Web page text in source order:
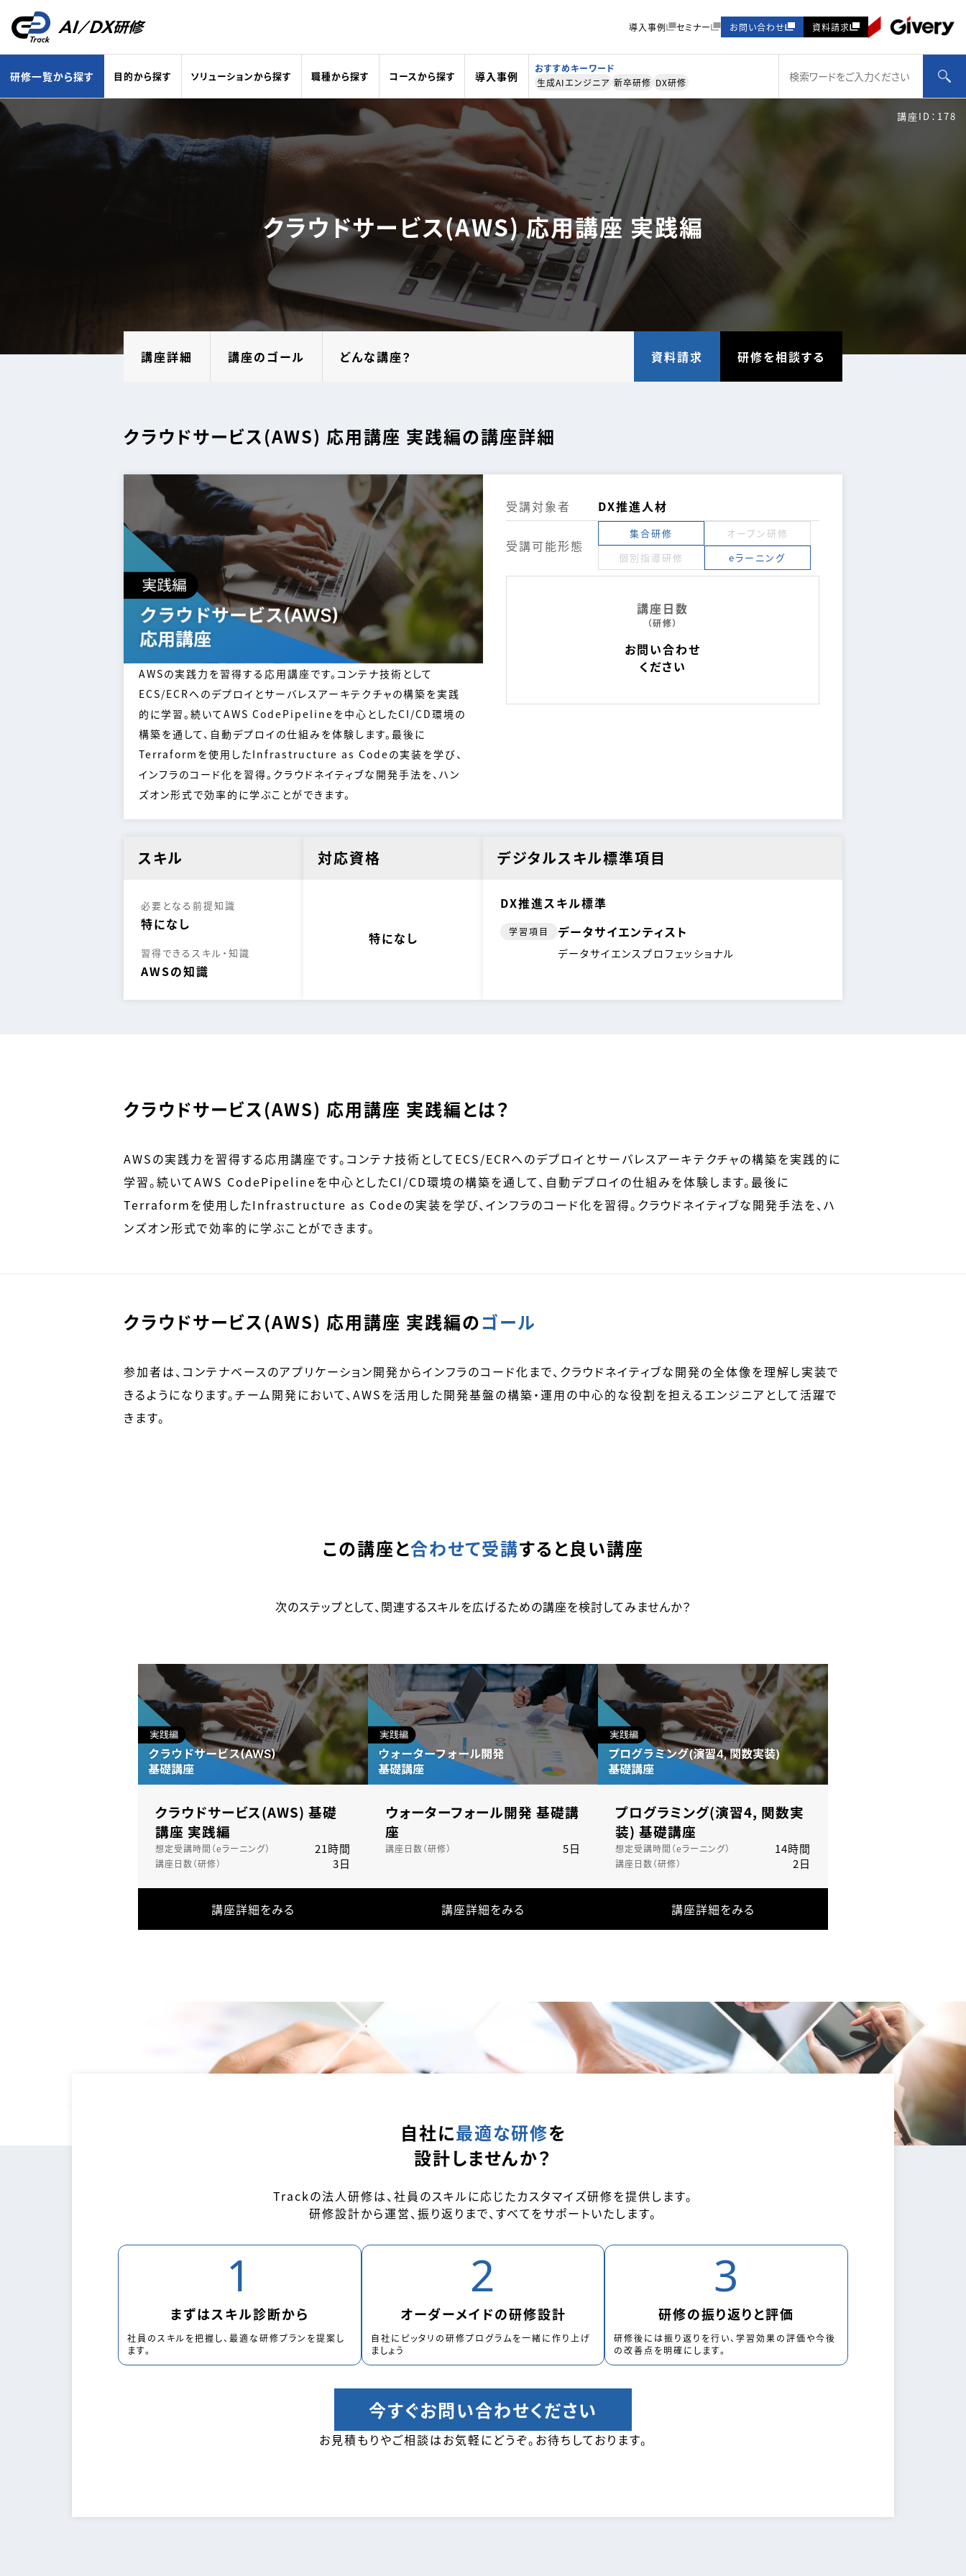
お問い合わせ 資料請求
導入事例 セミナー
研修一覧から探す 目的から探す ソリューションから探す 職種から探す コースから探す 導入事例
おすすめキーワード
生成AIエンジニア 新卒研修 DX研修
クラウドサービス(AWS) 応用講座 実践編
講座ID：178
講座詳細 講座のゴール どんな講座？ 資料請求 研修を相談する
クラウドサービス(AWS) 応用講座 実践編の講座詳細
AWSの実践力を習得する応用講座です。コンテナ技術として
ECS/ECRへのデプロイとサーバレスアーキテクチャの構築を実践
的に学習。続いてAWS CodePipelineを中心としたCI/CD環境の
構築を通して、自動デプロイの仕組みを体験します。最後に
Terraformを使用したInfrastructure as Codeの実装を学び、
インフラのコード化を習得。クラウドネイティブな開発手法を、ハン
ズオン形式で効率的に学ぶことができます。
受講対象者 DX推進人材
受講可能形態
集合研修
オープン研修
個別指導研修
eラーニング
講座日数
（研修）
お問い合わせ
ください
スキル
必要となる前提知識
特になし
習得できるスキル・知識
AWSの知識
対応資格
特になし
デジタルスキル標準項目
DX推進スキル標準
学習項目 データサイエンティスト
データサイエンスプロフェッショナル
クラウドサービス(AWS) 応用講座 実践編とは？
AWSの実践力を習得する応用講座です。コンテナ技術としてECS/ECRへのデプロイとサーバレスアーキテクチャの構築を実践的に
学習。続いてAWS CodePipelineを中心としたCI/CD環境の構築を通して、自動デプロイの仕組みを体験します。最後に
Terraformを使用したInfrastructure as Codeの実装を学び、インフラのコード化を習得。クラウドネイティブな開発手法を、ハ
ンズオン形式で効率的に学ぶことができます。
クラウドサービス(AWS) 応用講座 実践編のゴール
参加者は、コンテナベースのアプリケーション開発からインフラのコード化まで、クラウドネイティブな開発の全体像を理解し実装で
きるようになります。チーム開発において、AWSを活用した開発基盤の構築・運用の中心的な役割を担えるエンジニアとして活躍で
きます。
この講座と合わせて受講すると良い講座
次のステップとして、関連するスキルを広げるための講座を検討してみませんか？
クラウドサービス(AWS) 基礎
講座 実践編
想定受講時間（eラーニング） 21時間
講座日数（研修） 3日
講座詳細をみる
ウォーターフォール開発 基礎講
座
講座日数（研修） 5日
講座詳細をみる
プログラミング(演習4, 関数実
装) 基礎講座
想定受講時間（eラーニング） 14時間
講座日数（研修） 2日
講座詳細をみる
自社に最適な研修を
設計しませんか？
Trackの法人研修は、社員のスキルに応じたカスタマイズ研修を提供します。
研修設計から運営、振り返りまで、すべてをサポートいたします。
1
まずはスキル診断から
社員のスキルを把握し、最適な研修プランを提案し
ます。
2
オーダーメイドの研修設計
自社にピッタリの研修プログラムを一緒に作り上げ
ましょう
3
研修の振り返りと評価
研修後には振り返りを行い、学習効果の評価や今後
の改善点を明確にします。
今すぐお問い合わせください
お見積もりやご相談はお気軽にどうぞ。お待ちしております。